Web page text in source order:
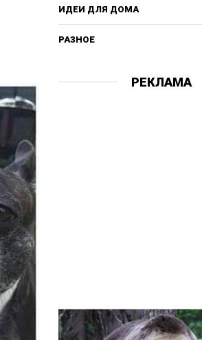
ИДЕИ ДЛЯ ДОМА
РАЗНОЕ
РЕКЛАМА